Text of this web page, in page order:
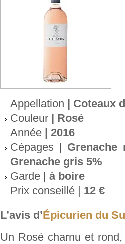
Appellation | Coteaux
Couleur | Rosé
Année | 2016
Cépages | Grenache
Grenache gris 5%
Garde | à boire
Prix conseillé | 12 €
L’avis d’Épicurien du
Un Rosé charnu et